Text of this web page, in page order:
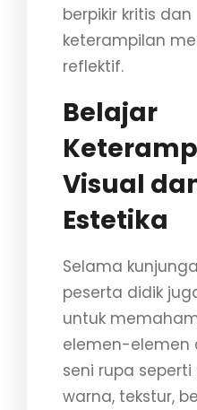
berpikir kritis dan
keterampilan
reflektif.
Belajar
Visual
Estetika
Selama
peserta didik
untuk
elemen-elemen
seni rupa seperti
warna, tekstur,